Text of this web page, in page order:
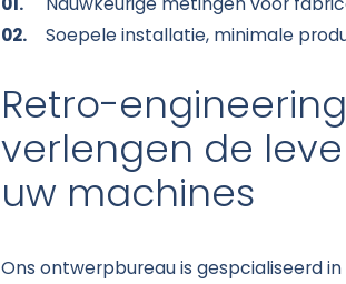
Nauwkeurige metingen voor
Soepele installatie, minimale
Retro-
verlengen de
uw machines
Ons ontwerpbureau is gespcialiseerd in